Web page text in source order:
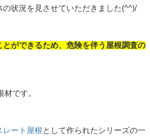
状況を見させていただきました(^^)/
ができるため、危険を伴う屋根調査の
です。
レート屋根として作られたシリーズの一